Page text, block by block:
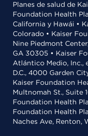
Planes de salud de
Foundation Health
California y Hawái •
Colorado • Kaiser
Nine Piedmont
GA 30305 • Kaiser
Atlántico Medio, Inc.,
D.C., 4000 Garden
Kaiser Foundation
Multnomah St., Suite
Foundation Health
Foundation Health
Naches Ave, Renton,